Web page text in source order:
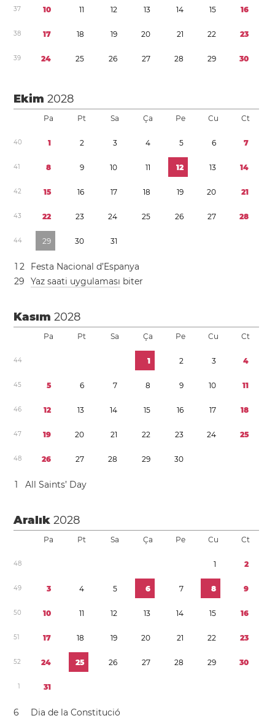
37 10 11 12 13 14 15 16
38 17 18 19 20 21 22 23
39 24 25 26 27 28 29 30
Ekim2028
Pa Pt Sa Ça Pe Cu Ct
40 1 2 3 4 5 6 7
41 8 9 10 11 12 13 14
42 15 16 17 18 19 20 21
43 22 23 24 25 26 27 28
44 29 30 31
1 2
Festa Nacional d’Espanya
29 Yaz saati uygulaması biter
Kasım2028
Pa Pt Sa Ça Pe Cu Ct
44 1 2 3 4
45 5 6 7 8 9 10 11
46 12 13 14 15 16 17 18
47 19 20 21 22 23 24 25
48 26 27 28 29 30
1 All Saints’ Day
Aralık2028
Pa Pt Sa Ça Pe Cu Ct
48 1 2
49 3 4 5 6 7 8 9
50 10 11 12 13 14 15 16
51 17 18 19 20 21 22 23
52 24 25 26 27 28 29 30
1 31
6
Dia de la Constitució